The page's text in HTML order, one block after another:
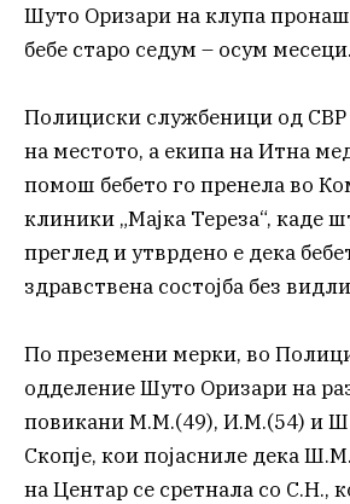
Шуто Оризари на клупа
бебе старо седум – осум месеци.
Полициски службеници од СВР
на местото, а екипа на Итна
помош бебето го пренела во
клиники „Мајка Тереза“, каде
преглед и утврдено е дека
здравствена состојба без
По преземени мерки, во
одделение Шуто Оризари на
повикани М.М.(49), И.М.(54) и
Скопје, кои појасниле дека
на Центар се сретнала со С.Н.,